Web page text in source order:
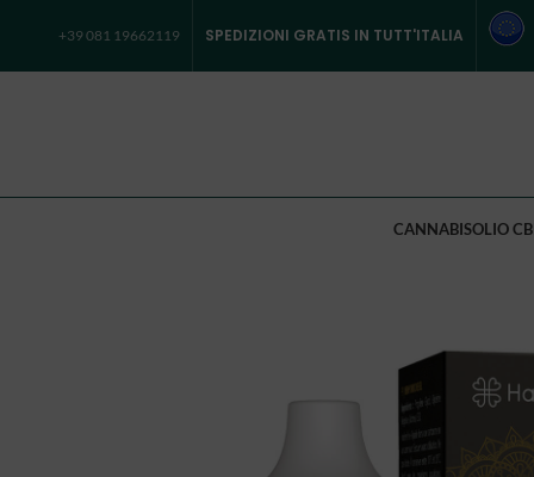
+39 081 19662119 SPEDIZIONI GRATIS IN TUTT'ITALIA
CANNABISOLIO